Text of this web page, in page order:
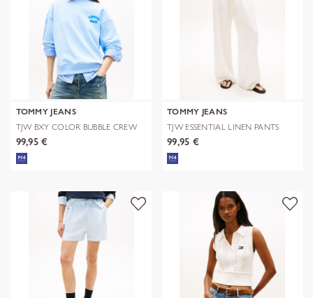
TOMMY JEANS
TJW BXY COLOR BUBBLE CREW
EXT
99,95 €
TOMMY JEANS
TJW ESSENTIAL LINEN PANTS
99,95 €